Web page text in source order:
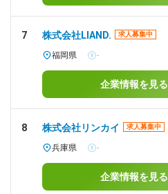
7 株式会社LIAND. 求人募集中
福岡県 -
企業情報を見る
8 株式会社リンカイ 求人募集中
兵庫県 -
企業情報を見る